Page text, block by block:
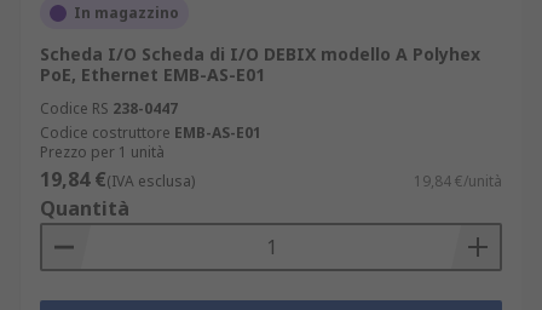
In magazzino
Scheda I/O Scheda di I/O DEBIX modello A Polyhex
PoE, Ethernet EMB-AS-E01
Codice RS 238-0447
Codice costruttore EMB-AS-E01
Prezzo per 1 unità
19,84 €(IVA esclusa) 19,84 €/unità
Quantità